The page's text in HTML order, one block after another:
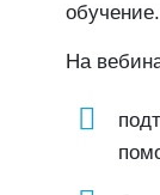
обучение.
На